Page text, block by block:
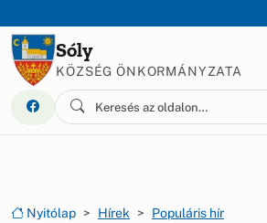
Sóly
KÖZSÉG ÖNKORMÁNYZATA
Nyitólap Hírek
Populáris hír